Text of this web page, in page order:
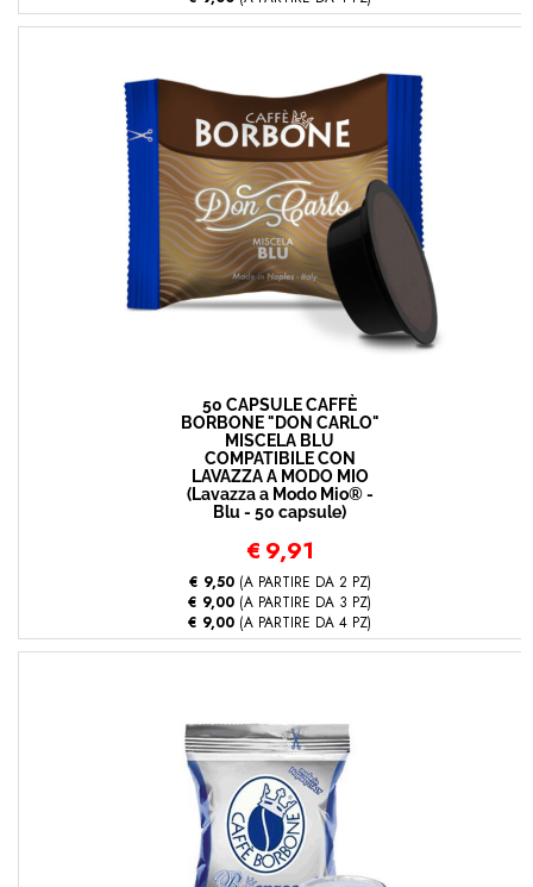
50 CAPSULE CAFFÈ
BORBONE "DON CARLO"
MISCELA BLU
COMPATIBILE CON
LAVAZZA A MODO MIO
(Lavazza a Modo Mio® -
Blu - 50 capsule)
€ 9,91
€ 9,50(A PARTIRE DA 2 PZ)
€ 9,00 (A PARTIRE DA 3 PZ)
€ 9,00 (A PARTIRE DA 4 PZ)